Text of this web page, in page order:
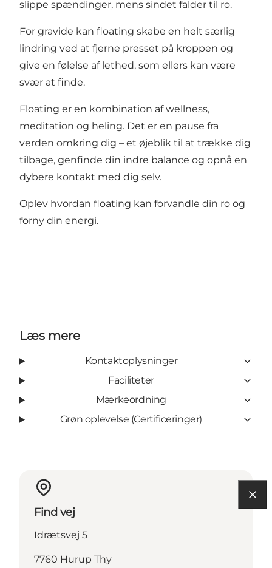
slippe spændinger, mens sindet falder til ro.
For gravide kan floating skabe en helt særlig
lindring ved at fjerne presset på kroppen og
give en følelse af lethed, som ellers kan være
svær at finde.
Floating er en kombination af wellness,
meditation og heling. Det er en pause fra
verden omkring dig – et øjeblik til at trække dig
tilbage, genfinde din indre balance og opnå en
dybere kontakt med dig selv.
Oplev hvordan floating kan forvandle din ro og
forny din energi.
Læs mere
Kontaktoplysninger
Faciliteter
Mærkeordning
Grøn oplevelse (Certificeringer)
Find vej
Idrætsvej 5
7760 Hurup Thy